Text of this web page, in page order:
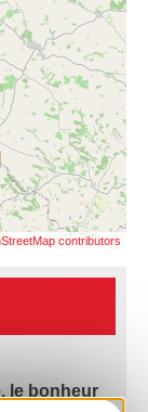
contributors
le bonheur